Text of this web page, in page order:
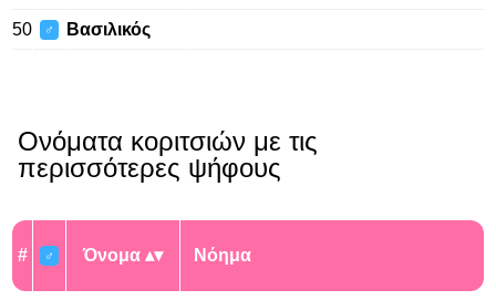
50 ♂ Βασιλικός
Ονόματα κοριτσιών με τις
περισσότερες ψήφους
# ♂ Όνομα Νόημα